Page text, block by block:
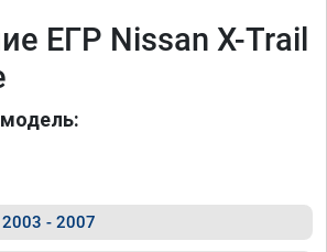
ЕГР Nissan X-Trail
- 2007